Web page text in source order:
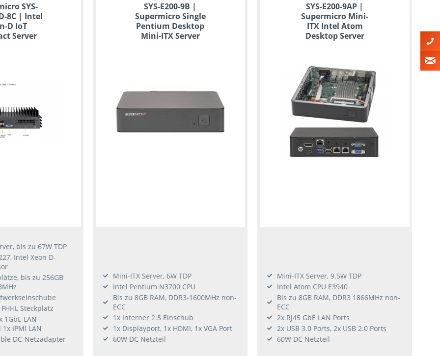
SYS-
8C | Intel
D IoT
Server
bis zu 67W TDP
Intel Xeon D-
bis zu 256GB
Steckplatz
1GbE LAN-
IPMI LAN
DC-Netzadapter
SYS-E200-9B |
Supermicro Single
Pentium Desktop
Mini-ITX Server
Mini-ITX Server, 6W TDP
Intel Pentium N3700 CPU
Bis zu 8GB RAM, DDR3-1600MHz non-
ECC
1x Interner 2.5 Einschub
1x Displayport, 1x HDMI, 1x VGA Port
60W DC Netzteil
SYS-E200-9AP |
Supermicro Mini-
ITX Intel Atom
Desktop Server
Mini-ITX Server, 9.5W TDP
Intel Atom CPU E3940
Bis zu 8GB RAM, DDR3 1866MHz non-
ECC
2x RJ45 GbE LAN Ports
2x USB 3.0 Ports, 2x USB 2.0 Ports
60W DC Netzteil